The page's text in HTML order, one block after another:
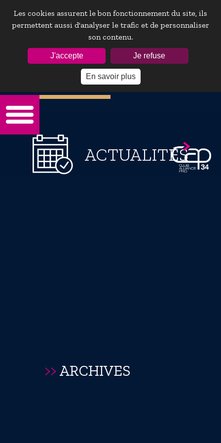
Les cookies assurent le bon fonctionnement du site, ils
permettent aussi d'analyser le trafic et de personnaliser
son contenu.
J'accepte Je refuse
En savoir plus
Mot de passe oublie ?
ACTUALITÉS
>>ARCHIVES